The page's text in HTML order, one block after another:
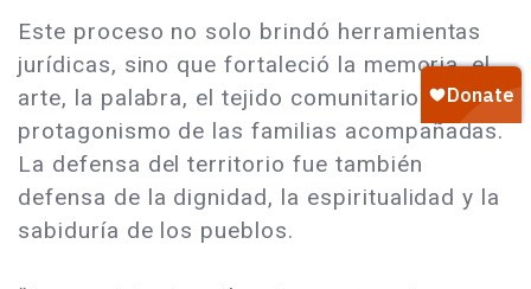
Este proceso no solo brindó herramientas
jurídicas, sino que fortaleció la memoria, el
arte, la palabra, el tejido comunitario y el
protagonismo de las familias acompañadas.
La defensa del territorio fue también
defensa de la dignidad, la espiritualidad y la
sabiduría de los pueblos.